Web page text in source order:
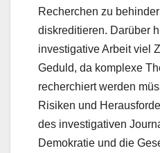
Recherchen zu
diskreditieren. Darüber
investigative Arbeit viel
Geduld, da komplexe
recherchiert werden
Risiken und
des investigativen
Demokratie und die